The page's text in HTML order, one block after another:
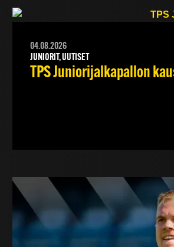
04.08.2026
JUNIORIT, UUTISET
TPS Juniorijalkapallon